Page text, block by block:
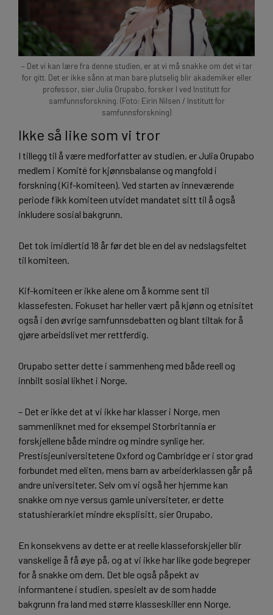
– Det vi kan lære fra denne studien, er at vi må snakke om det vi tar
for gitt. Det er ikke sånn at man bare plutselig blir akademiker eller
professor, sier Julia Orupabo, forsker I ved Institutt for
samfunnsforskning. (Foto: Eirin Nilsen / Institutt for
samfunnsforskning)
Ikke så like som vi tror
I tillegg til å være medforfatter av studien, er Julia Orupabo
medlem i Komité for kjønnsbalanse og mangfold i
forskning (Kif-komiteen). Ved starten av inneværende
periode fikk komiteen utvidet mandatet sitt til å også
inkludere sosial bakgrunn.
Det tok imidlertid 18 år før det ble en del av nedslagsfeltet
til komiteen.
Kif-komiteen er ikke alene om å komme sent til
klassefesten. Fokuset har heller vært på kjønn og etnisitet
også i den øvrige samfunnsdebatten og blant tiltak for å
gjøre arbeidslivet mer rettferdig.
Orupabo setter dette i sammenheng med både reell og
innbilt sosial likhet i Norge.
– Det er ikke det at vi ikke har klasser i Norge, men
sammenliknet med for eksempel Storbritannia er
forskjellene både mindre og mindre synlige her.
Prestisjeuniversitetene Oxford og Cambridge er i stor grad
forbundet med eliten, mens barn av arbeiderklassen går på
andre universiteter. Selv om vi også her hjemme kan
snakke om nye versus gamle universiteter, er dette
statushierarkiet mindre eksplisitt, sier Orupabo.
En konsekvens av dette er at reelle klasseforskjeller blir
vanskelige å få øye på, og at vi ikke har like gode begreper
for å snakke om dem. Det ble også påpekt av
informantene i studien, spesielt av de som hadde
bakgrunn fra land med større klasseskiller enn Norge.